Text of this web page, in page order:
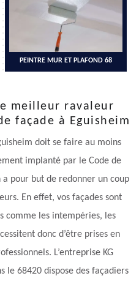
PEINTRE MUR ET PLAFOND 68
meilleur ravaleur
façade à Eguisheim
doit se faire au moins
implanté par le Code de
a pour but de redonner un coup
En effet, vos façades sont
comme les intempéries, les
donc d’être prises en
L’entreprise KG
le 68420 dispose des façadiers